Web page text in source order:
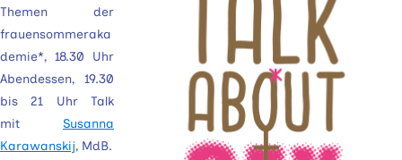
Themen der
frauensommeraka
demie*, 18.30 Uhr
Abendessen, 19.30
bis 21 Uhr Talk
mit Susanna
Karawanskij, MdB.